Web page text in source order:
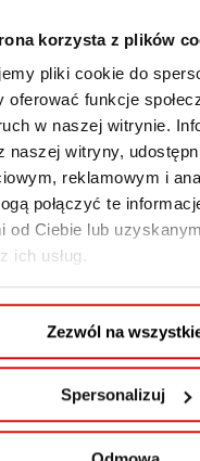
korzysta z plików
pliki cookie do
oferować funkcje
w naszej witrynie.
naszej witryny,
reklamowym i
połączyć te
od Ciebie lub
ich usług.
Zezwól na
Spersonalizuj
komplet wymaganych
umowę o
zakwalifikowani na
się w roku
promocji
opłata
. Ich wartość zostaje
na poczet czesnego
warto